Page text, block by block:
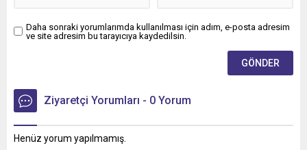
Daha sonraki yorumlarımda kullanılması için adım, e-posta adresim
ve site adresim bu tarayıcıya kaydedilsin.
Ziyaretçi Yorumları - 0 Yorum
Henüz yorum yapılmamış.